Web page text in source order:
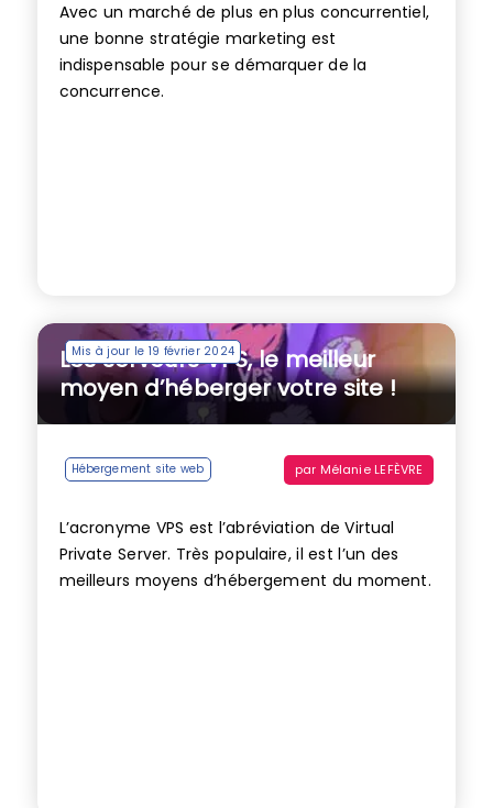
Avec un marché de plus en plus concurrentiel,
une bonne stratégie marketing est
indispensable pour se démarquer de la
concurrence.
Mis à jour le 19 février 2024
Les serveurs VPS, le meilleur
moyen d’héberger votre site !
Hébergement site web par Mélanie LEFÈVRE
L’acronyme VPS est l’abréviation de Virtual
Private Server. Très populaire, il est l’un des
meilleurs moyens d’hébergement du moment.